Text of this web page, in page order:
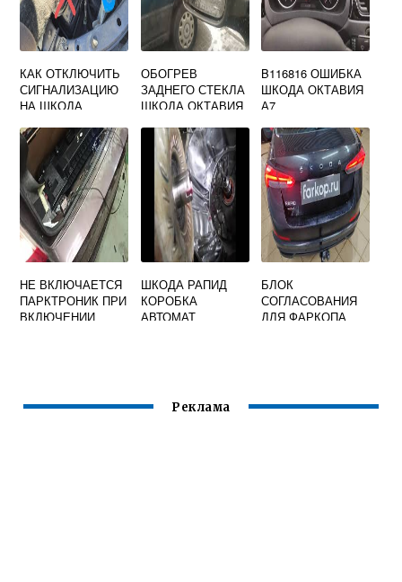
КАК ОТКЛЮЧИТЬ
СИГНАЛИЗАЦИЮ
НА ШКОДА
ШТАТНУЮ
ОБОГРЕВ
ЗАДНЕГО СТЕКЛА
ШКОДА ОКТАВИЯ
РАБОТАЕТ
B116816 ОШИБКА
ШКОДА ОКТАВИЯ
А7
НЕ ВКЛЮЧАЕТСЯ
ПАРКТРОНИК ПРИ
ВКЛЮЧЕНИИ
ШКОДА РАПИД
КОРОБКА
АВТОМАТ
БЛОК
СОГЛАСОВАНИЯ
ДЛЯ ФАРКОПА
Реклама